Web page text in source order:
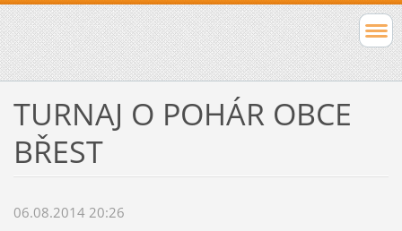
TURNAJ O POHÁR OBCE
BŘEST
06.08.2014 20:26